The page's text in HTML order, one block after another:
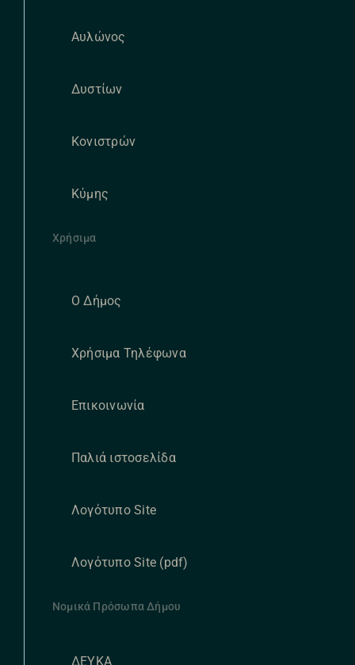
Αυλώνος
Δυστίων
Κονιστρών
Κύμης
Χρήσιμα
Ο Δήμος
Χρήσιμα Τηλέφωνα
Επικοινωνία
Παλιά ιστοσελίδα
Λογότυπο Site
Λογότυπο Site (pdf)
Νομικά Πρόσωπα Δήμου
ΔΕΥΚΑ